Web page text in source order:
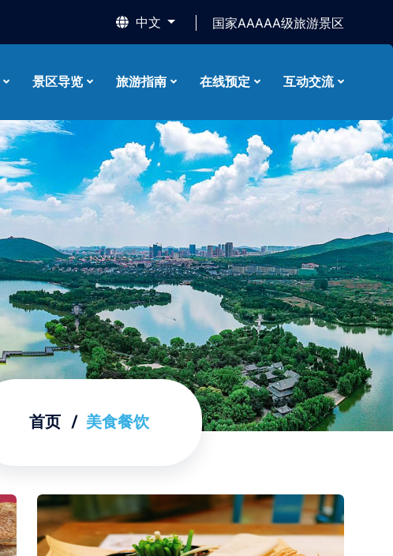
中文 国家AAAAA级旅游景区
景区导览 旅游指南 在线预定 互动交流
首页 美食餐饮